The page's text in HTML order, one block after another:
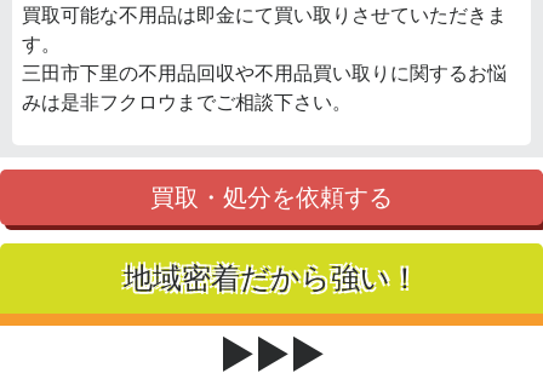
買取可能な不用品は即金にて買い取りさせていただきま
す。
三田市下里の不用品回収や不用品買い取りに関するお悩
みは是非フクロウまでご相談下さい。
買取・処分を依頼する
地域密着だから強い！
▶▶▶